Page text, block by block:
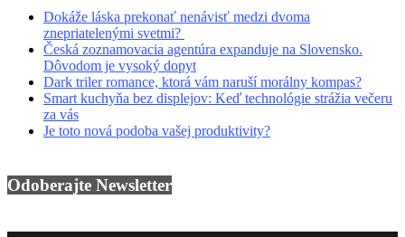
Dokáže láska prekonať nenávisť medzi dvoma
znepriatelenými svetmi?
Česká zoznamovacia agentúra expanduje na Slovensko.
Dôvodom je vysoký dopyt
Dark triler romance, ktorá vám naruší morálny kompas?
Smart kuchyňa bez displejov: Keď technológie strážia večeru
za vás
Je toto nová podoba vašej produktivity?
Odoberajte Newsletter